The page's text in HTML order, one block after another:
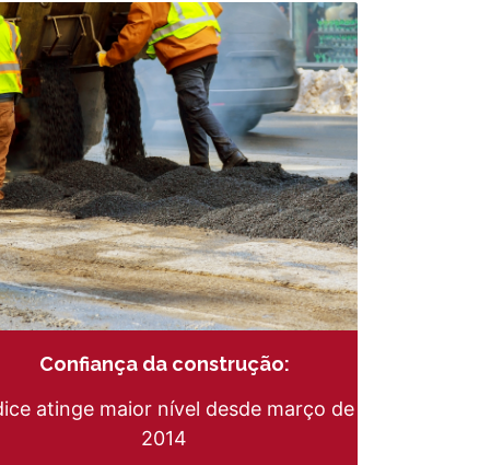
Confiança da construção:
atinge maior nível desde março de
2014